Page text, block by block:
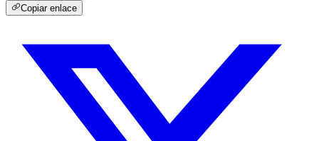
Copiar enlace